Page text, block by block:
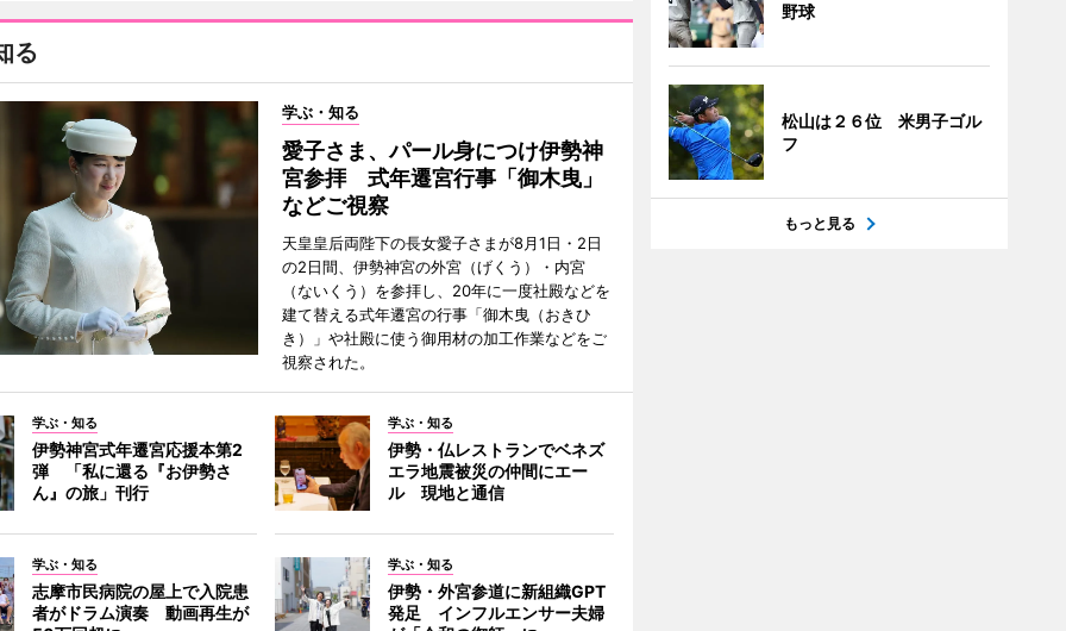
る
学ぶ・知る
愛子さま、パール身につけ伊勢神
宮参拝 式年遷宮行事「御木曳」
などご視察
天皇皇后両陛下の長女愛子さまが8月1日・2日
の2日間、伊勢神宮の外宮（げくう）・内宮
（ないくう）を参拝し、20年に一度社殿などを
建て替える式年遷宮の行事「御木曳（おきひ
き）」や社殿に使う御用材の加工作業などをご
視察された。
学ぶ・知る
伊勢神宮式年遷宮応援本第2
弾 「私に還る『お伊勢さ
ん』の旅」刊行
学ぶ・知る
伊勢・仏レストランでベネズ
エラ地震被災の仲間にエー
ル 現地と通信
学ぶ・知る
志摩市民病院の屋上で入院患
者がドラム演奏 動画再生が
学ぶ・知る
伊勢・外宮参道に新組織GPT
発足 インフルエンサー夫婦
野球
松山は２６位 米男子ゴル
フ
もっと見る